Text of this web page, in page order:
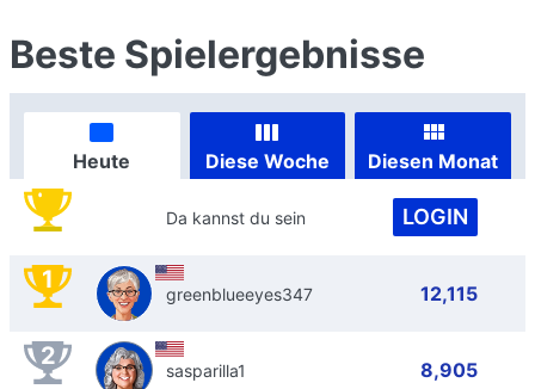
Beste Spielergebnisse
Heute Diese Woche Diesen Monat
Da kannst du sein LOGIN
1 greenblueeyes347 12,115
2 sasparilla1 8,905